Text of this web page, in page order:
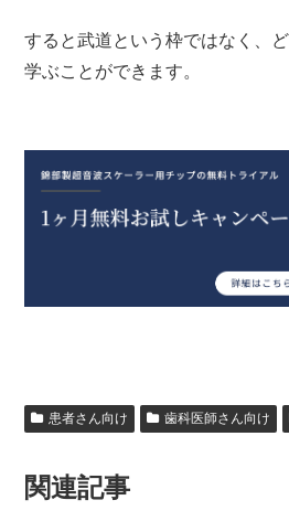
すると武道という枠ではなく、
学ぶことができます。
患者さん向け 歯科医師さん向け
関連記事